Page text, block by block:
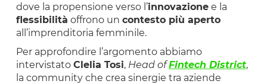
dove la propensione verso l’innovazione e la
flessibilità offrono un contesto più aperto
all’imprenditoria femminile.
Per approfondire l’argomento abbiamo
intervistato Clelia Tosi, Head ofFintech District,
la community che crea sinergie tra aziende